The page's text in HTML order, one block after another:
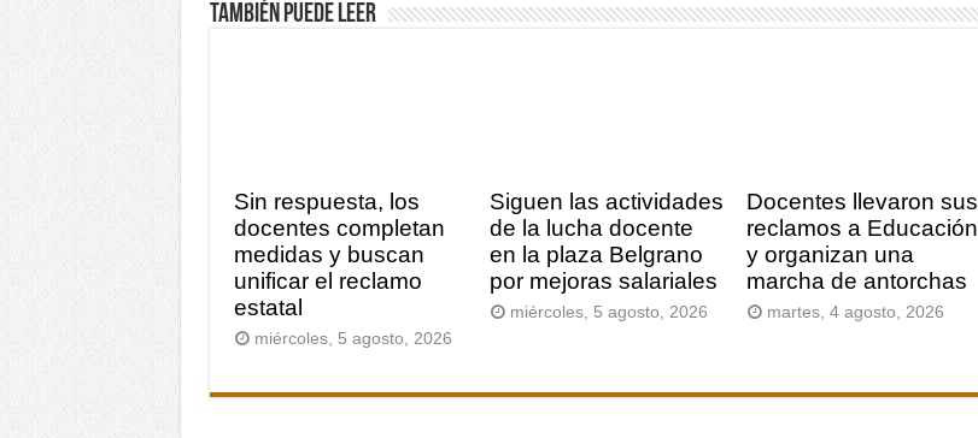
También puede leer
Sin respuesta, los
docentes completan
medidas y buscan
unificar el reclamo
estatal
miércoles, 5 agosto, 2026
Siguen las actividades
de la lucha docente
en la plaza Belgrano
por mejoras salariales
miércoles, 5 agosto, 2026
Docentes llevaron sus
reclamos a Educación
y organizan una
marcha de antorchas
martes, 4 agosto, 2026